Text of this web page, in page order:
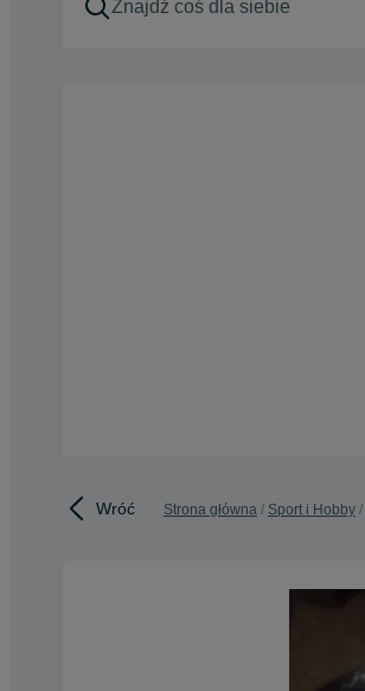
Wróć Strona główna Sport i Hobby